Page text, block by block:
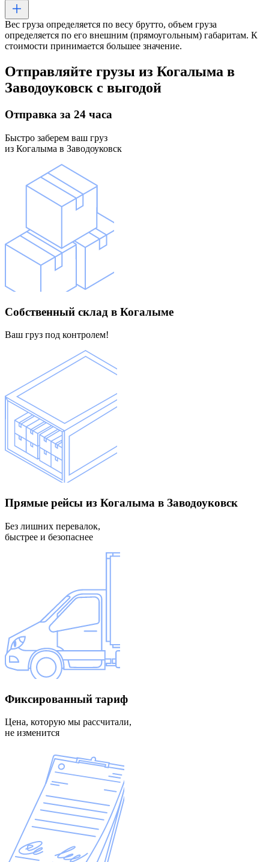
Вес груза определяется по весу брутто, объем груза
определяется по его внешним (прямоугольным) габаритам. К
стоимости принимается большее значение.
Отправляйте грузы из Когалыма в
Заводоуковск с выгодой
Отправка за 24 часа
Быстро заберем ваш груз
из Когалыма в Заводоуковск
Собственный склад в Когалыме
Ваш груз под контролем!
Прямые рейсы из Когалыма в Заводоуковск
Без лишних перевалок,
быстрее и безопаснее
Фиксированный тариф
Цена, которую мы рассчитали,
не изменится